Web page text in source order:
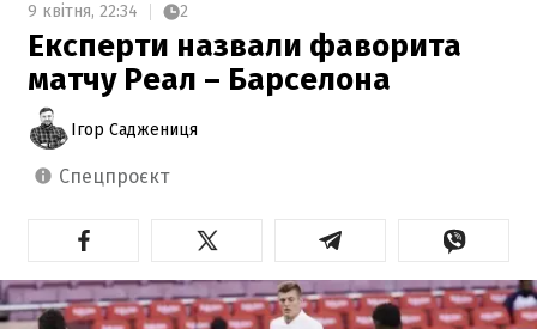
9 квітня, 22:34 2
Експерти назвали фаворита
матчу Реал – Барселона
Ігор Саджениця
спецпроєкт